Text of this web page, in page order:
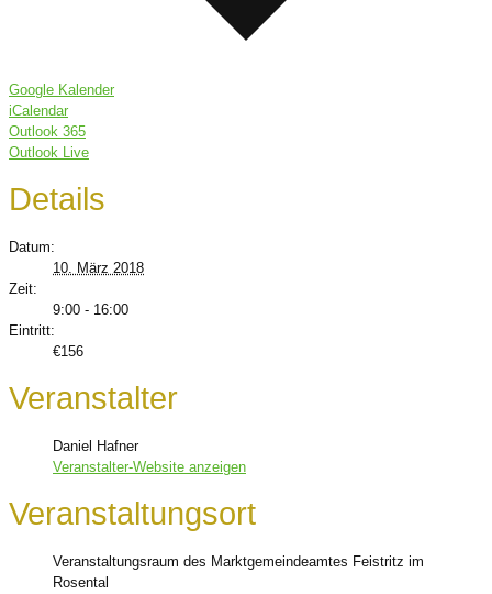
Google Kalender
iCalendar
Outlook 365
Outlook Live
Details
Datum:
10. März 2018
Zeit:
9:00 - 16:00
Eintritt:
€156
Veranstalter
Daniel Hafner
Veranstalter-Website anzeigen
Veranstaltungsort
Veranstaltungsraum des Marktgemeindeamtes Feistritz im
Rosental